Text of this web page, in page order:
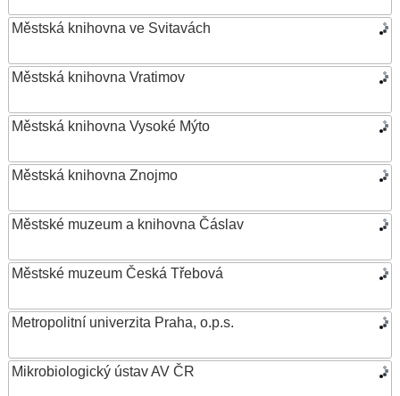
Městská knihovna ve Svitavách
Městská knihovna Vratimov
Městská knihovna Vysoké Mýto
Městská knihovna Znojmo
Městské muzeum a knihovna Čáslav
Městské muzeum Česká Třebová
Metropolitní univerzita Praha, o.p.s.
Mikrobiologický ústav AV ČR